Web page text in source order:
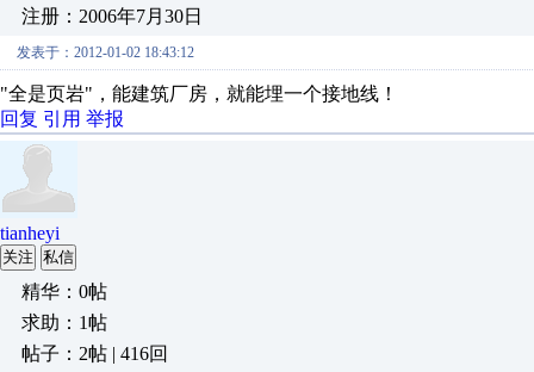
注册：2006年7月30日
发表于：2012-01-02 18:43:12
"全是页岩"，能建筑厂房，就能埋一个接地线！
回复 引用 举报
tianheyi
关注 私信
精华：0帖
求助：1帖
帖子：2帖 | 416回